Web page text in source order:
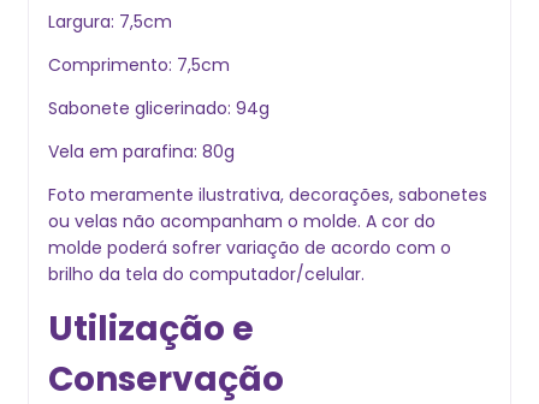
Largura: 7,5cm
Comprimento: 7,5cm
Sabonete glicerinado: 94g
Vela em parafina: 80g
Foto meramente ilustrativa, decorações, sabonetes
ou velas não acompanham o molde. A cor do
molde poderá sofrer variação de acordo com o
brilho da tela do computador/celular.
Utilização e
Conservação